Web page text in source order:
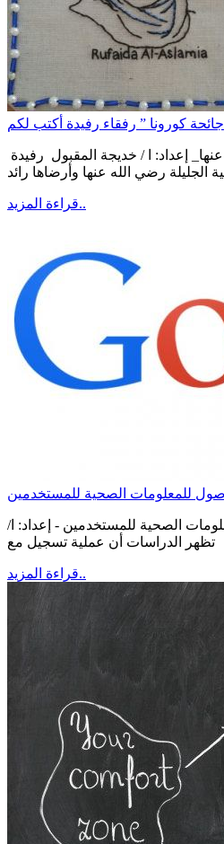
إعداد: ا / خديجة المقبول رفيدة
قراءة المزيد..
الصحية للمستخدمين - إعداد: ا/
قراءة المزيد..